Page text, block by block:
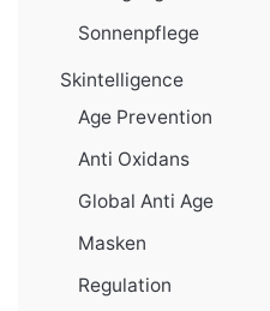
Sonnenpflege
Skintelligence
Age Prevention
Anti Oxidans
Global Anti Age
Masken
Regulation